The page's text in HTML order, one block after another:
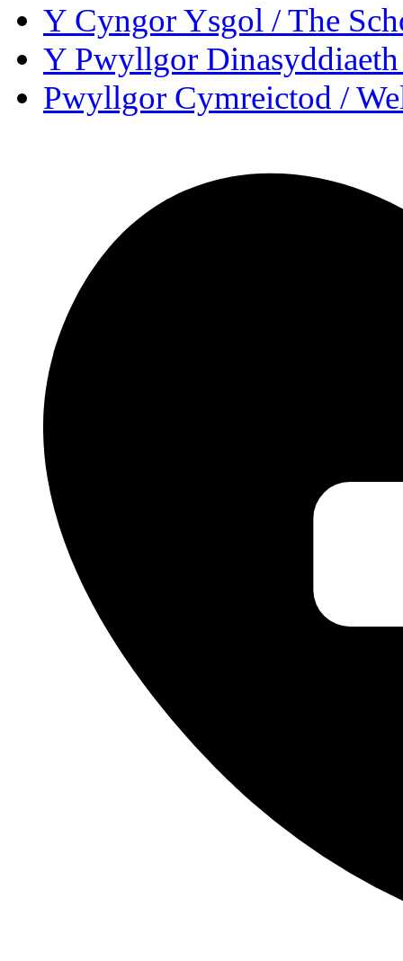
Y Cyngor Ysgol / The
Y Pwyllgor
Pwyllgor Cymreictod /